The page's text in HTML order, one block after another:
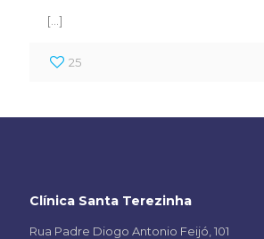
[…]
25
Clínica Santa Terezinha
Rua Padre Diogo Antonio Feijó, 101